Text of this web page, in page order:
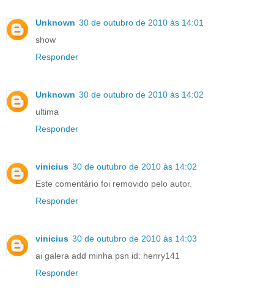
Unknown 30 de outubro de 2010 às 14:01
show
Responder
Unknown 30 de outubro de 2010 às 14:02
ultima
Responder
vinicius 30 de outubro de 2010 às 14:02
Este comentário foi removido pelo autor.
Responder
vinicius 30 de outubro de 2010 às 14:03
ai galera add minha psn id: henry141
Responder